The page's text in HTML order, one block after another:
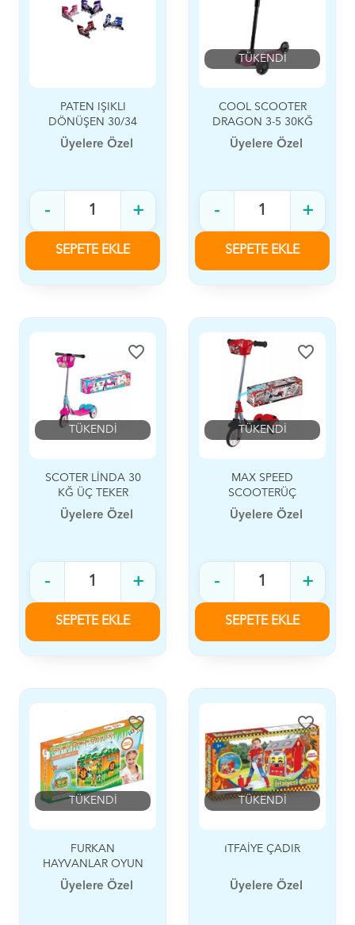
PATEN IŞIKLI
DÖNÜŞEN 30/34
CANSPORT
Üyelere Özel
- +
SEPETE EKLE
TÜKENDİ
COOL SCOOTER
DRAGON 3-5 30KĞ
Üyelere Özel
- +
SEPETE EKLE
favorite_border
TÜKENDİ
SCOTER LİNDA 30
KĞ ÜÇ TEKER
Üyelere Özel
- +
SEPETE EKLE
favorite_border
TÜKENDİ
MAX SPEED
SCOOTERÜÇ
TEKER
Üyelere Özel
- +
SEPETE EKLE
favorite_border
TÜKENDİ
FURKAN
HAYVANLAR OYUN
ÇADIRI
Üyelere Özel
favorite_border
TÜKENDİ
İTFAİYE ÇADIR
Üyelere Özel